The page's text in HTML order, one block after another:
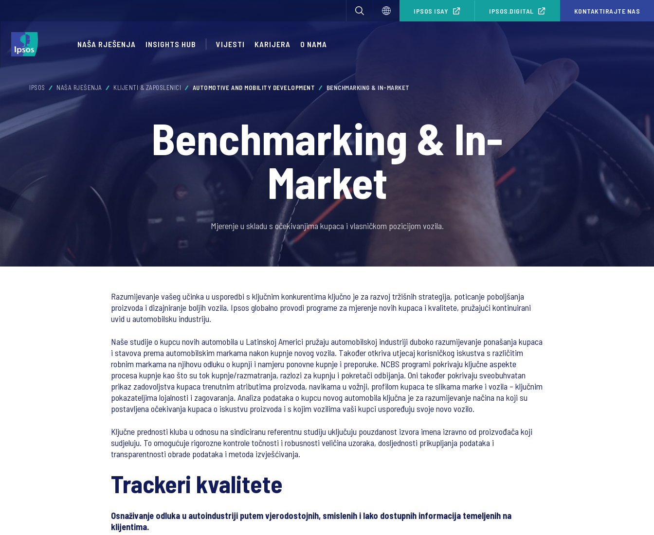
IPSOS ISAY IPSOS.DIGITAL KONTAKTIRAJTE NAS
NAŠA RJEŠENJA INSIGHTS HUB VIJESTI KARIJERA O NAMA
IPSOS NAŠA RJEŠENJA KLIJENTI & ZAPOSLENICI AUTOMOTIVE AND MOBILITY DEVELOPMENT BENCHMARKING & IN-MARKET
Benchmarking & In-
Market
Mjerenje u skladu s očekivanjima kupaca i vlasničkom pozicijom vozila.
Razumijevanje vašeg učinka u usporedbi s ključnim konkurentima ključno je za razvoj tržišnih strategija, poticanje poboljšanja
proizvoda i dizajniranje boljih vozila. Ipsos globalno provodi programe za mjerenje novih kupaca i kvalitete, pružajući kontinuirani
uvid u automobilsku industriju.
Naše studije o kupcu novih automobila u Latinskoj Americi pružaju automobilskoj industriji duboko razumijevanje ponašanja kupaca
i stavova prema automobilskim markama nakon kupnje novog vozila. Također otkriva utjecaj korisničkog iskustva s različitim
robnim markama na njihovu odluku o kupnji i namjeru ponovne kupnje i preporuke. NCBS programi pokrivaju ključne aspekte
procesa kupnje kao što su tok kupnje/razmatranja, razlozi za kupnju i pokretači odbijanja. Oni također pokrivaju sveobuhvatan
prikaz zadovoljstva kupaca trenutnim atributima proizvoda, navikama u vožnji, profilom kupaca te slikama marke i vozila – ključnim
pokazateljima lojalnosti i zagovaranja. Analiza podataka o kupcu novog automobila ključna je za razumijevanje načina na koji su
postavljena očekivanja kupaca o iskustvu proizvoda i s kojim vozilima vaši kupci uspoređuju svoje novo vozilo.
Ključne prednosti kluba u odnosu na sindiciranu referentnu studiju uključuju pouzdanost izvora imena izravno od proizvođača koji
sudjeluju. To omogućuje rigorozne kontrole točnosti i robusnosti veličina uzoraka, dosljednosti prikupljanja podataka i
transparentnosti obrade podataka i metoda izvješćivanja.
Trackeri kvalitete
Osnaživanje odluka u autoindustriji putem vjerodostojnih, smislenih i lako dostupnih informacija temeljenih na
klijentima.